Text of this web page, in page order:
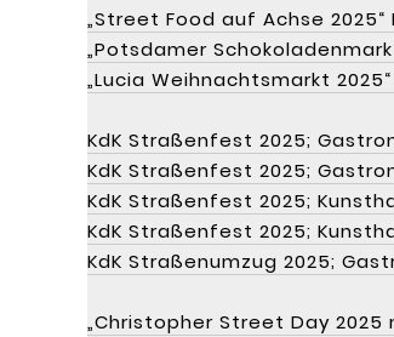
„Street Food auf Achse 2025“
„Potsdamer
„Lucia Weihnachtsmarkt
KdK Straßenfest 2025;
KdK Straßenfest 2025;
KdK Straßenfest 2025;
KdK Straßenfest 2025;
KdK Straßenumzug 2025;
„Christopher Street Day 2025